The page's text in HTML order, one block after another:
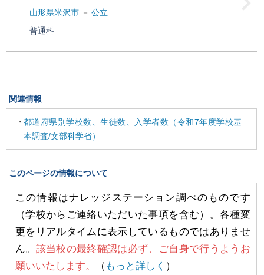
山形県米沢市
公立
普通科
関連情報
都道府県別学校数、生徒数、入学者数（令和7年度学校基
本調査/文部科学省）
このページの情報について
この情報はナレッジステーション調べのものです
（学校からご連絡いただいた事項を含む）。各種変
更をリアルタイムに表示しているものではありませ
ん。 該当校の最終確認は必ず、ご自身で行うようお
願いいたします。
（ もっと詳しく ）